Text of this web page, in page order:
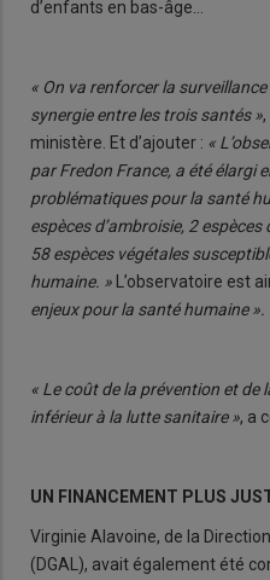
d’enfants en bas-âge…
« On va renforcer la
synergie entre les trois santés »
ministère. Et d’ajouter : «
par Fredon France, a été élargi
problématiques pour la santé
espèces d’ambroisie, 2
58 espèces végétales
humaine. »
L’observatoire est
enjeux pour la santé humaine ».
« Le coût de la prévention et de
inférieur à la lutte sanitaire », a
UN FINANCEMENT PLUS
Virginie Alavoine, de la
(DGAL), avait également été